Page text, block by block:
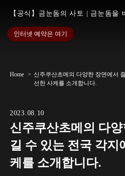
【공식】금눈돔의 사토 | 금눈돔을
인터넷 예약은 여기
Home
신주쿠산초메의 다양한 장면에서
선한 사케를 소개합니다.
2023.08.10
신주쿠산초메의 다
길 수 있는 전국 각지
케를 소개합니다.